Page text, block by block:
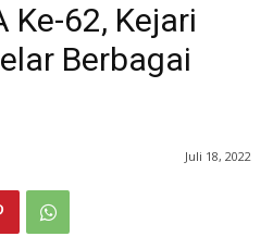
Ke-62, Kejari
Berbagai
Juli 18, 2022